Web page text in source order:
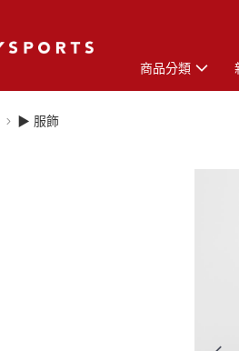
商品分類
▶ 服飾